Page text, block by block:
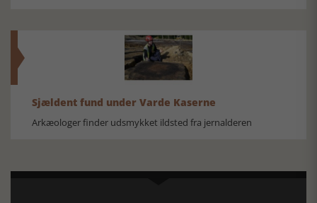
Sjældent fund under Varde Kaserne
Arkæologer finder udsmykket ildsted fra jernalderen